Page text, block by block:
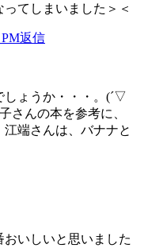
てしまいました＞＜
PM返信
しょうか・・・。(´▽
さんの本を参考に、
端さんは、バナナと
いしいと思いました